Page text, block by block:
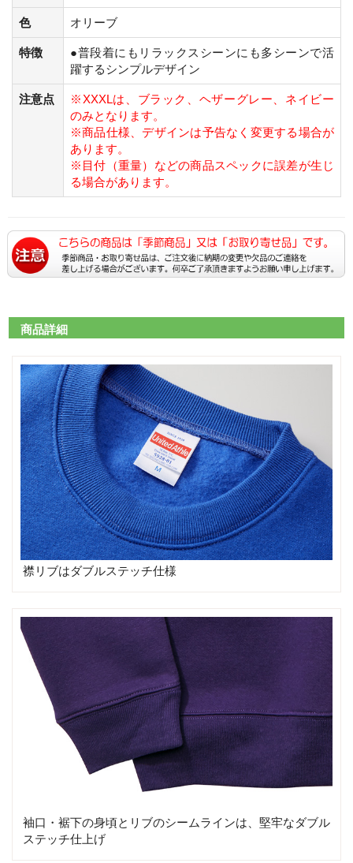
色 オリーブ
特徴
●普段着にもリラックスシーンにも多シーンで活
躍するシンプルデザイン
注意点
※XXXLは、ブラック、ヘザーグレー、ネイビー
のみとなります。
※商品仕様、デザインは予告なく変更する場合が
あります。
※目付（重量）などの商品スペックに誤差が生じ
る場合があります。
商品詳細
襟リブはダブルステッチ仕様
袖口・裾下の身頃とリブのシームラインは、堅牢なダブル
ステッチ仕上げ